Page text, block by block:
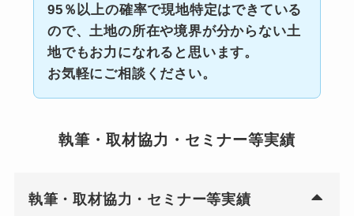
95％以上の確率で現地特定はできている
ので、土地の所在や境界が分からない土
地でもお力になれると思います。
お気軽にご相談ください。
執筆・取材協力・セミナー等実績
執筆・取材協力・セミナー等実績